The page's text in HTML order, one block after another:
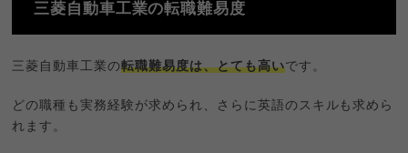
三菱自動車工業の転職難易度
三菱自動車工業の転職難易度は、とても高いです。
どの職種も実務経験が求められ、さらに英語のスキルも求めら
れます。